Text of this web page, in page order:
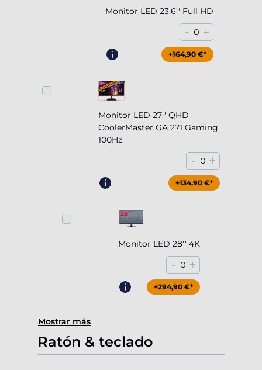
Monitor LED 23.6'' Full HD
- 0 +
+164,90 €*
Monitor LED 27'' QHD
CoolerMaster GA 271 Gaming
100Hz
- 0 +
+204,90 €*
+134,90 €*
Monitor LED 28'' 4K
- 0 +
+294,90 €*
Mostrar más
Ratón & teclado